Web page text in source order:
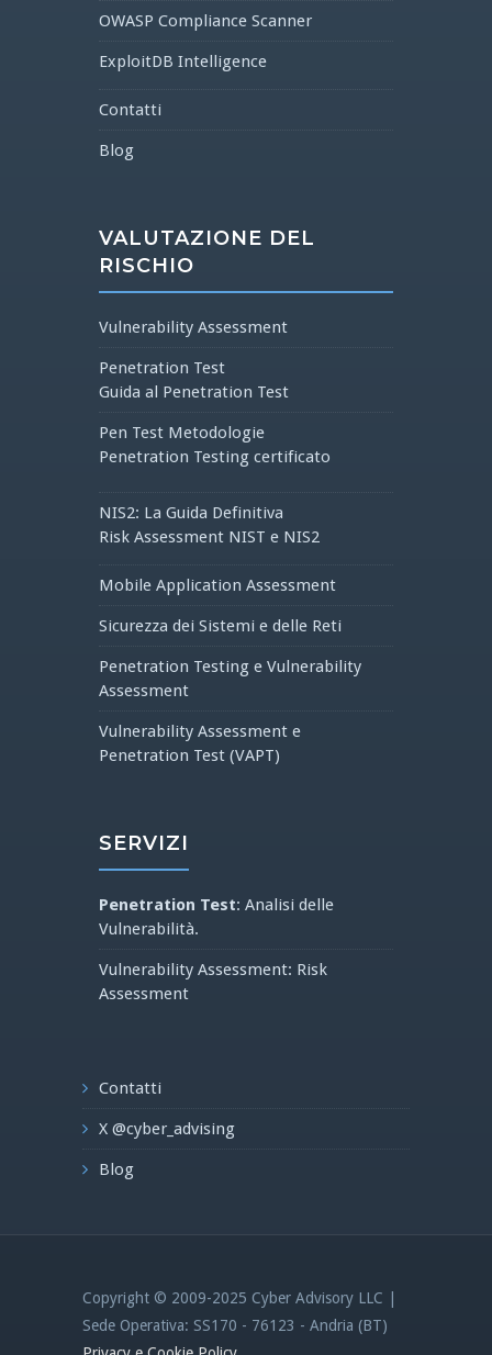
OWASP Compliance Scanner
ExploitDB Intelligence
Contatti
Blog
VALUTAZIONE DEL
RISCHIO
Vulnerability Assessment
Penetration Test
Guida al Penetration Test
Pen Test Metodologie
Penetration Testing certificato
NIS2: La Guida Definitiva
Risk Assessment NIST e NIS2
Mobile Application Assessment
Sicurezza dei Sistemi e delle Reti
Penetration Testing e Vulnerability
Assessment
Vulnerability Assessment e
Penetration Test (VAPT)
SERVIZI
Penetration Test: Analisi delle
Vulnerabilità.
Vulnerability Assessment: Risk
Assessment
Contatti
X @cyber_advising
Blog
Copyright © 2009-2025 Cyber Advisory LLC |
Sede Operativa: SS170 - 76123 - Andria (BT)